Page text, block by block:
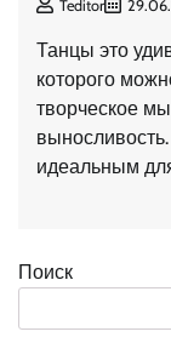
Teditor
Танцы это
которого
творческое
идеальным
Поиск